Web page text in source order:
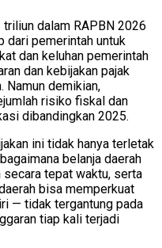
dalam RAPBN 2026
dari pemerintah untuk
dan keluhan pemerintah
dan kebijakan pajak
Namun demikian,
risiko fiskal dan
dibandingkan 2025.
ini tidak hanya terletak
belanja daerah
tepat waktu, serta
bisa memperkuat
— tidak tergantung pada
tiap kali terjadi